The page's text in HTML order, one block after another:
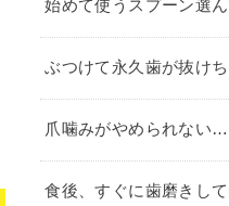
始めて使うスプーン選
ぶつけて永久歯が抜けち
爪噛みがやめられない…
食後、すぐに歯磨きし